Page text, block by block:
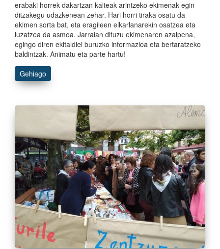
erabaki horrek dakartzan kalteak arintzeko ekimenak egin
ditzakegu udazkenean zehar. Hari horri tiraka osatu da
ekimen sorta bat, eta eragileen elkarlanarekin osatzea eta
luzatzea da asmoa. Jarraian dituzu ekimenaren azalpena,
egingo diren ekitaldiei buruzko informazioa eta bertaratzeko
baldintzak. Animatu eta parte hartu!
Gehiago